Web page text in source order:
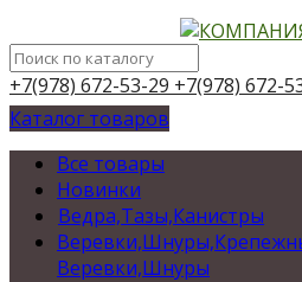
+7(978) 672-53-29 +7(978) 672-
Каталог товаров
Все товары
Новинки
Ведра,Тазы,Канистры
Веревки,Шнуры